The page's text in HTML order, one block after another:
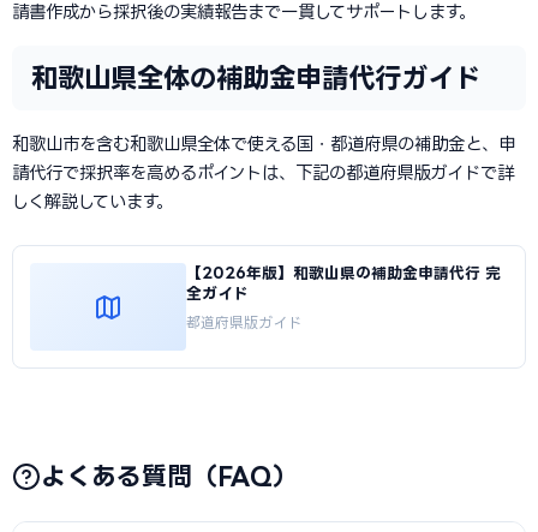
請書作成から採択後の実績報告まで一貫してサポートします。
和歌山県全体の補助金申請代行ガイド
和歌山市を含む和歌山県全体で使える国・都道府県の補助金と、申
請代行で採択率を高めるポイントは、下記の都道府県版ガイドで詳
しく解説しています。
【2026年版】和歌山県の補助金申請代行 完
全ガイド
都道府県版ガイド
よくある質問（FAQ）